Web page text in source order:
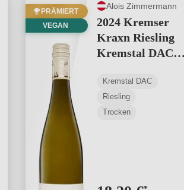
von 3 von 5 Sternen
PRÄMIERT
VEGAN
Alois Zimmermann
2024 Kremser
Kraxn Riesling
Kremstal DAC
Kremstal DAC
Riesling
Trocken